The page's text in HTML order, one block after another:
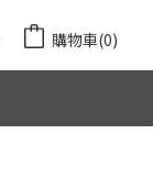
購物車(0)